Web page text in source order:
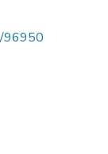
96950